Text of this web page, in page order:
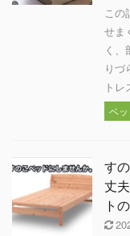
こ
せま
く
り
ト
ベ
す
丈
ト